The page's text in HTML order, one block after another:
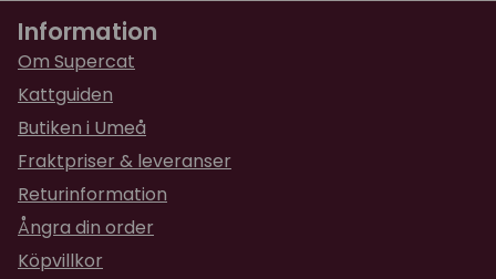
Information
Om Supercat
Kattguiden
Butiken i Umeå
Fraktpriser & leveranser
Returinformation
Ångra din order
Köpvillkor